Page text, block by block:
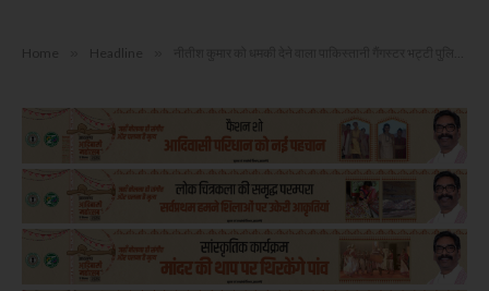
Home Headline